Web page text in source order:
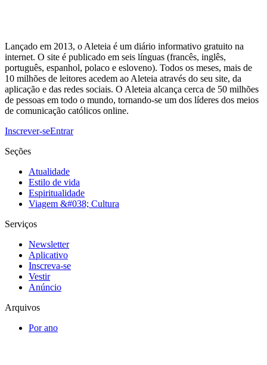
Lançado em 2013, o Aleteia é um diário informativo gratuito na
internet. O site é publicado em seis línguas (francês, inglês,
português, espanhol, polaco e esloveno). Todos os meses, mais de
10 milhões de leitores acedem ao Aleteia através do seu site, da
aplicação e das redes sociais. O Aleteia alcança cerca de 50 milhões
de pessoas em todo o mundo, tornando-se um dos líderes dos meios
de comunicação católicos online.
Inscrever-seEntrar
Seções
Atualidade
Estilo de vida
Espiritualidade
Viagem &#038; Cultura
Serviços
Newsletter
Aplicativo
Inscreva-se
Vestir
Anúncio
Arquivos
Por ano